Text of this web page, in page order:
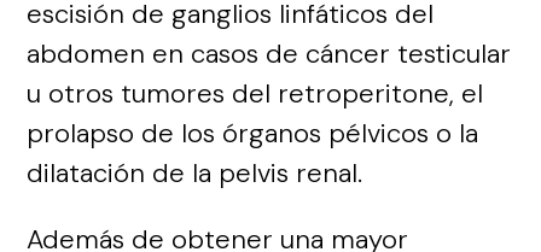
escisión de ganglios linfáticos del
abdomen en casos de cáncer testicular
u otros tumores del retroperitone, el
prolapso de los órganos pélvicos o la
dilatación de la pelvis renal.
Además de obtener una mayor